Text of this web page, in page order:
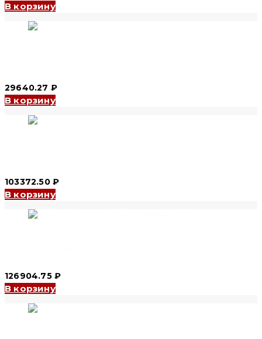
В корзину
29640.27 ₽
В корзину
103372.50 ₽
В корзину
126904.75 ₽
В корзину